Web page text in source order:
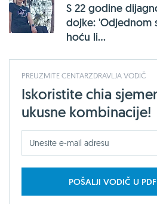
S 22 godine
dojke: 'Odjednom
hoću li...
PREUZMITE CENTARZDRAVLJA VODIČ
Iskoristite chia
ukusne kombinacije!
POŠALJI VODIČ U